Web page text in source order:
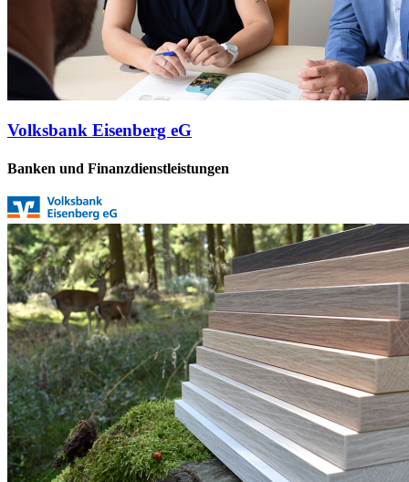
Volksbank Eisenberg eG
Banken und Finanzdienstleistungen